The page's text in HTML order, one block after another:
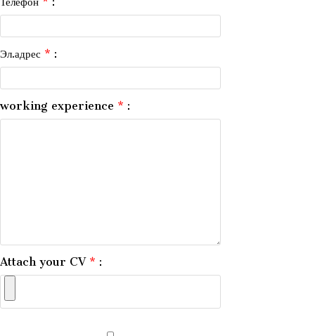
Эл.адрес * :
working experience * :
Attach your CV * :